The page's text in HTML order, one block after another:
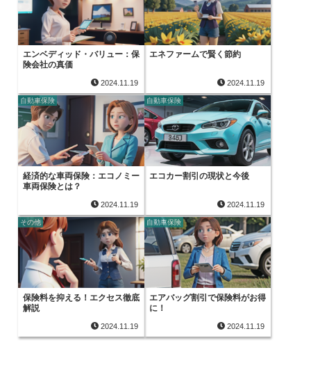
エンベディッド・バリュー：保
険会社の真価
2024.11.19
エネファームで賢く節約
2024.11.19
自動車保険
経済的な車両保険：エコノミー
車両保険とは？
2024.11.19
自動車保険
エコカー割引の現状と今後
2024.11.19
その他
保険料を抑える！エクセス徹底
解説
2024.11.19
自動車保険
エアバッグ割引で保険料がお得
に！
2024.11.19